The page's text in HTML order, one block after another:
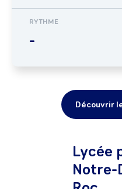
RYTHME
-
Découvrir
Lycée
Notre-